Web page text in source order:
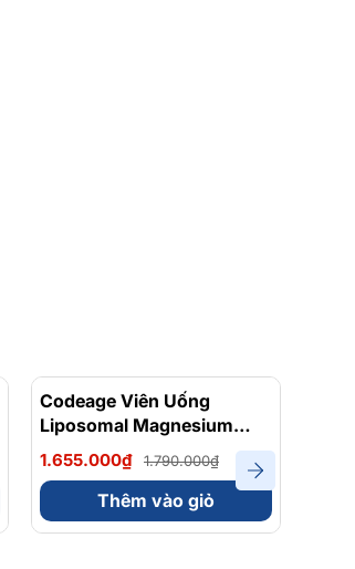
Codeage Viên Uống
Liposomal Magnesium
Magie Glycinate Hữu Cơ
240 Viên - Chính Ngạch
Mỹ, Xuất VAT
1.655.000₫ 1.790.000₫
Thêm vào giỏ